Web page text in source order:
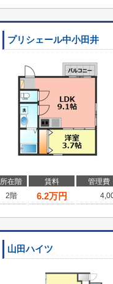
プリシェール中小田井
所在階 賃料 管理費
2階
6.2万円
山田ハイツ